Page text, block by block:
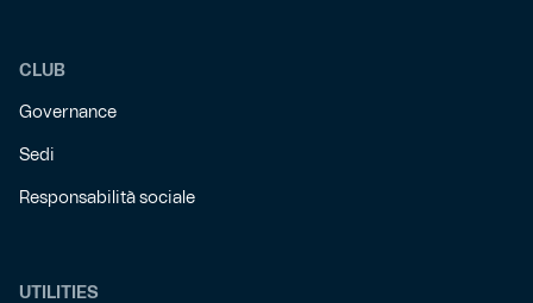
CLUB
Governance
Sedi
Responsabilità sociale
UTILITIES